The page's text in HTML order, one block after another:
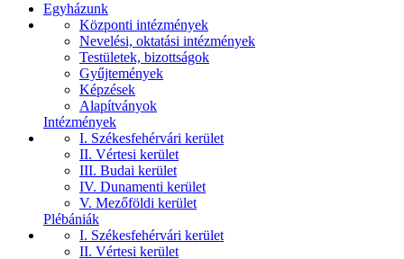
Egyházunk
Központi intézmények
Nevelési, oktatási intézmények
Testületek, bizottságok
Gyűjtemények
Képzések
Alapítványok
Intézmények
I. Székesfehérvári kerület
II. Vértesi kerület
III. Budai kerület
IV. Dunamenti kerület
V. Mezőföldi kerület
Plébániák
I. Székesfehérvári kerület
II. Vértesi kerület